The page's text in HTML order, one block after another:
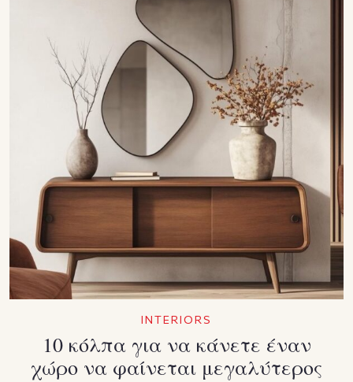
INTERIORS
10 κόλπα για να κάνετε έναν
χώρο να φαίνεται μεγαλύτερος